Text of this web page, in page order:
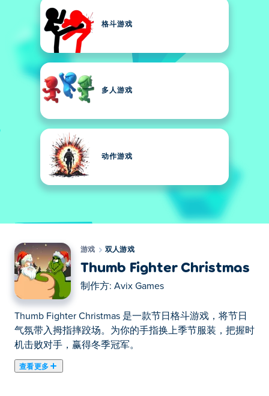
格斗游戏
多人游戏
动作游戏
游戏 双人游戏
Thumb Fighter Christmas
制作方: Avix Games
Thumb Fighter Christmas 是一款节日格斗游戏，将节日
气氛带入拇指摔跤场。为你的手指换上季节服装，把握时
机击败对手，赢得冬季冠军。
查看更多